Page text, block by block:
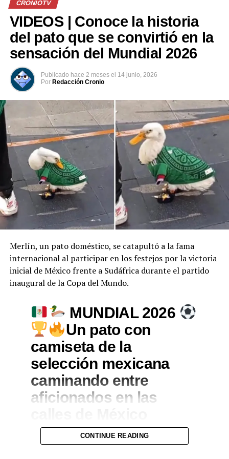
— Unitree
(@UnitreeRobotics)
July 24, 2026
Comparte esto:
Facebook
Me gusta esto:
CRONIOTV
VIDEOS | Conoce la historia
del pato que se convirtió en la
sensación del Mundial 2026
Publicado hace 2 meses el 14 junio, 2026
Por Redacción Cronio
Merlín, un pato doméstico, se catapultó a la fama
internacional al participar en los festejos por la victoria
inicial de México frente a Sudáfrica durante el partido
inaugural de la Copa del Mundo.
MUNDIAL 2026
Un pato con
camiseta de la
selección mexicana
caminando entre
aficionados en las
durante las
celebraciones de la
CONTINUE READING